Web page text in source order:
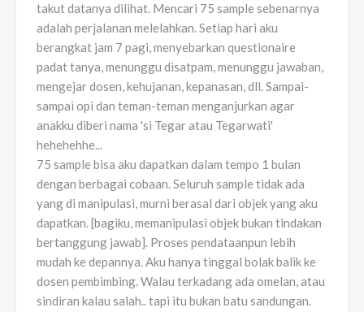
takut datanya dilihat. Mencari 75 sample sebenarnya
adalah perjalanan melelahkan. Setiap hari aku
berangkat jam 7 pagi, menyebarkan questionaire
padat tanya, menunggu disatpam, menunggu jawaban,
mengejar dosen, kehujanan, kepanasan, dll. Sampai-
sampai opi dan teman-teman menganjurkan agar
anakku diberi nama 'si Tegar atau Tegarwati'
hehehehhe...
75 sample bisa aku dapatkan dalam tempo 1 bulan
dengan berbagai cobaan. Seluruh sample tidak ada
yang di manipulasi, murni berasal dari objek yang aku
dapatkan. [bagiku, memanipulasi objek bukan tindakan
bertanggung jawab]. Proses pendataanpun lebih
mudah ke depannya. Aku hanya tinggal bolak balik ke
dosen pembimbing. Walau terkadang ada omelan, atau
sindiran kalau salah.. tapi itu bukan batu sandungan.